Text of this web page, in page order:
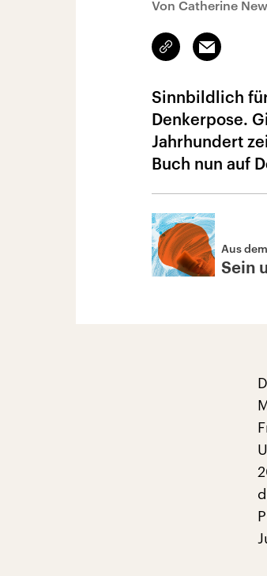
Von Catherine
Link
kopieren/teilen
Email
Sinnbildlich
Denkerpose.
Jahrhundert
Buch nun auf
Aus
Sein